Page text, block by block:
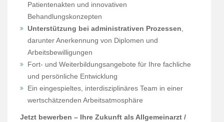
Patientenakten und innovativen
Behandlungskonzepten
Unterstützung bei administrativen Prozessen
darunter Anerkennung von Diplomen und
Arbeitsbewilligungen
Fort- und Weiterbildungsangebote für Ihre fachliche
und persönliche Entwicklung
Ein eingespieltes, interdisziplinäres Team in einer
wertschätzenden Arbeitsatmosphäre
Jetzt bewerben – Ihre Zukunft als Allgemeinarzt /